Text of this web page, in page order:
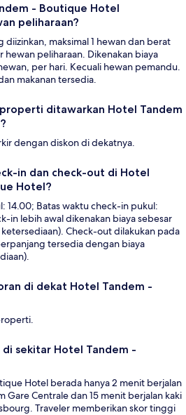
- Boutique Hotel
peliharaan?
diizinkan, maksimal 1 hewan dan berat
hewan peliharaan. Dikenakan biaya
per hari. Kecuali hewan pemandu.
makanan tersedia.
ditawarkan Hotel Tandem
dengan diskon di dekatnya.
in dan check-out di Hotel
Hotel?
14.00; Batas waktu check-in pukul:
in lebih awal dikenakan biaya sebesar
Check-out dilakukan pada
tersedia dengan biaya
di dekat Hotel Tandem -
sekitar Hotel Tandem -
Hotel berada hanya 2 menit berjalan
Gare Centrale dan 15 menit berjalan kaki
Traveler memberikan skor tinggi